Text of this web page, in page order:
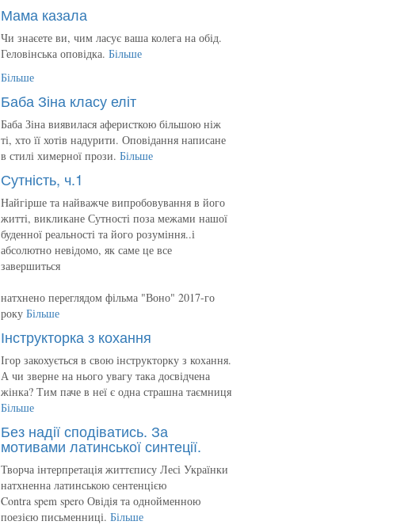
Мама казала
Чи знаєете ви, чим ласує ваша колега на обід.
Геловінська оповідка. Більше
Більше
Баба Зіна класу еліт
Баба Зіна виявилася аферисткою більшою ніж
ті, хто її хотів надурити. Оповідання написане
в стилі химерної прози. Більше
Сутність, ч.1
Найгірше та найважче випробовування в його
житті, викликане Сутності поза межами нашої
буденної реальності та його розуміння..і
абсолютно невідомо, як саме це все
завершиться
натхнено переглядом фільма "Воно" 2017-го
року Більше
Інструкторка з кохання
Ігор закохується в свою інструкторку з кохання.
А чи зверне на нього увагу така досвідчена
жінка? Тим паче в неї є одна страшна таємниця
Більше
Без надії сподіватись. За
мотивами латинської синтеції.
Творча інтерпретація життєпису Лесі Українки
натхненна латинською сентенцією
Contra spem spero Овідія та однойменною
поезією письменниці. Більше